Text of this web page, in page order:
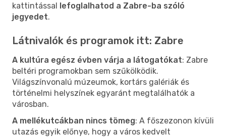
kattintással lefoglalhatod a Zabre-ba szóló
jegyedet.
Látnivalók és programok itt: Zabre
A kultúra egész évben várja a látogatókat: Zabre
beltéri programokban sem szűkölködik.
Világszínvonalú múzeumok, kortárs galériák és
történelmi helyszínek egyaránt megtalálhatók a
városban.
A mellékutcákban nincs tömeg: A főszezonon kívüli
utazás egyik előnye, hogy a város kedvelt